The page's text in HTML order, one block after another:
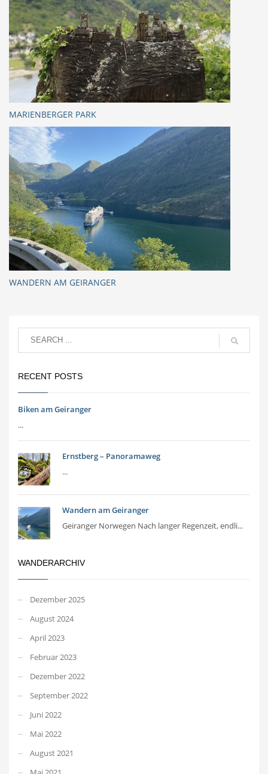
MARIENBERGER PARK
WANDERN AM GEIRANGER
RECENT POSTS
Biken am Geiranger
...
Ernstberg – Panoramaweg
...
Wandern am Geiranger
Geiranger Norwegen Nach langer Regenzeit, endli...
WANDERARCHIV
Dezember 2025
August 2024
April 2023
Februar 2023
Dezember 2022
September 2022
Juni 2022
Mai 2022
August 2021